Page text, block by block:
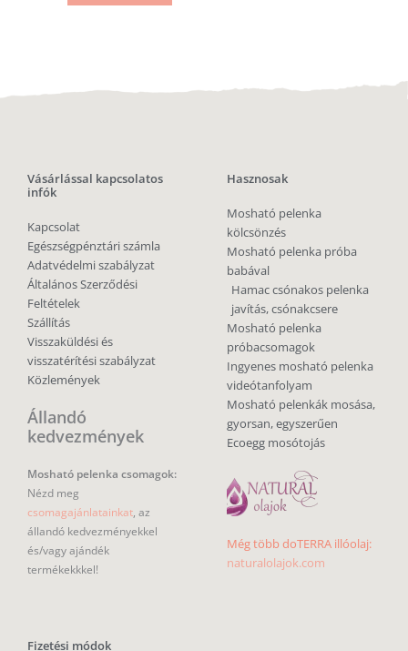
Vásárlással kapcsolatos
infók
Kapcsolat
Egészségpénztári számla
Adatvédelmi szabályzat
Általános Szerződési
Feltételek
Szállítás
Visszaküldési és
visszatérítési szabályzat
Közlemények
Állandó
kedvezmények
Mosható pelenka csomagok:
Nézd meg
csomagajánlatainkat, az
állandó kedvezményekkel
és/vagy ajándék
termékekkkel!
Fizetési módok
Hasznosak
Mosható pelenka
kölcsönzés
Mosható pelenka próba
babával
Hamac csónakos pelenka
javítás, csónakcsere
Mosható pelenka
próbacsomagok
Ingyenes mosható pelenka
videótanfolyam
Mosható pelenkák mosása,
gyorsan, egyszerűen
Ecoegg mosótojás
Még több doTERRA illóolaj:
naturalolajok.com